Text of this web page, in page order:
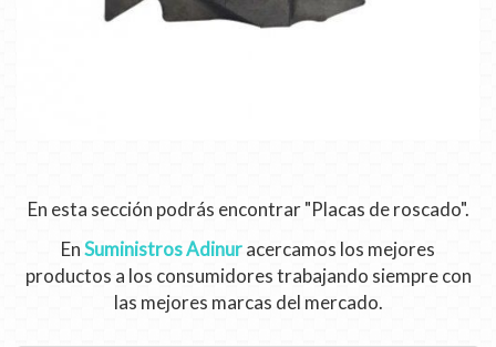
En esta sección podrás encontrar "Placas de roscado".
EnSuministros Adinuracercamos los mejores
productos a los consumidores trabajando siempre con
las mejores marcas del mercado.